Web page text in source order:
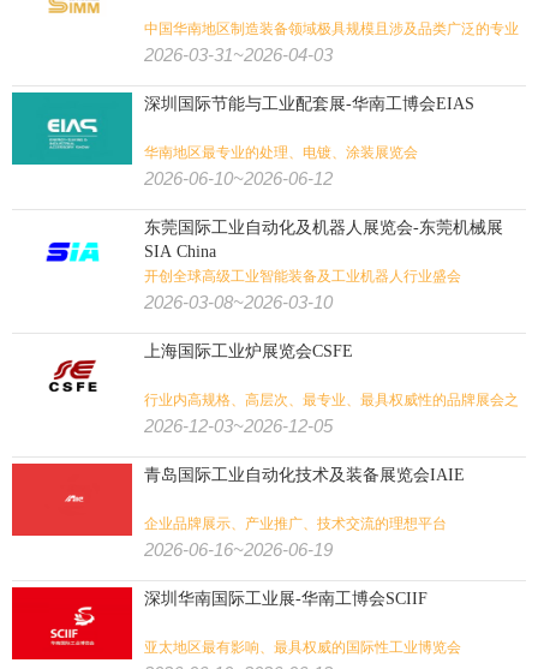
中国华南地区制造装备领域极具规模且涉及品类广泛的专业
展览会
2026-03-31~2026-04-03
深圳国际节能与工业配套展-华南工博会EIAS
华南地区最专业的处理、电镀、涂装展览会
2026-06-10~2026-06-12
东莞国际工业自动化及机器人展览会-东莞机械展
SIA China
开创全球高级工业智能装备及工业机器人行业盛会
2026-03-08~2026-03-10
上海国际工业炉展览会CSFE
行业内高规格、高层次、最专业、最具权威性的品牌展会之
一
2026-12-03~2026-12-05
青岛国际工业自动化技术及装备展览会IAIE
企业品牌展示、产业推广、技术交流的理想平台
2026-06-16~2026-06-19
深圳华南国际工业展-华南工博会SCIIF
亚太地区最有影响、最具权威的国际性工业博览会